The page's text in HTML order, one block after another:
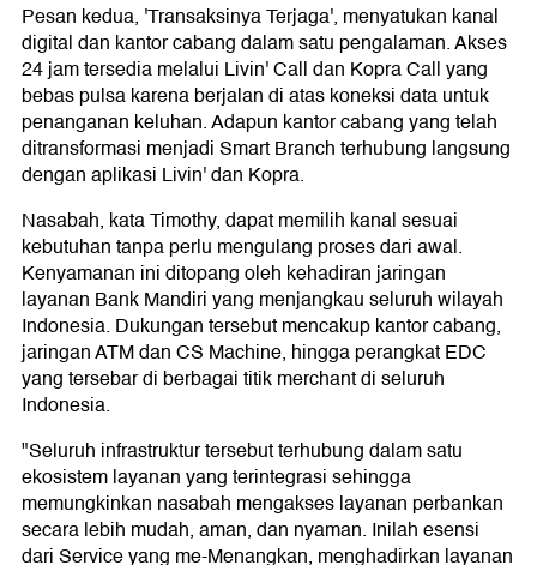
Pesan kedua, 'Transaksinya Terjaga', menyatukan kanal
digital dan kantor cabang dalam satu pengalaman. Akses
24 jam tersedia melalui Livin' Call dan Kopra Call yang
bebas pulsa karena berjalan di atas koneksi data untuk
penanganan keluhan. Adapun kantor cabang yang telah
ditransformasi menjadi Smart Branch terhubung langsung
dengan aplikasi Livin' dan Kopra.
Nasabah, kata Timothy, dapat memilih kanal sesuai
kebutuhan tanpa perlu mengulang proses dari awal.
Kenyamanan ini ditopang oleh kehadiran jaringan
layanan Bank Mandiri yang menjangkau seluruh wilayah
Indonesia. Dukungan tersebut mencakup kantor cabang,
jaringan ATM dan CS Machine, hingga perangkat EDC
yang tersebar di berbagai titik merchant di seluruh
Indonesia.
"Seluruh infrastruktur tersebut terhubung dalam satu
ekosistem layanan yang terintegrasi sehingga
memungkinkan nasabah mengakses layanan perbankan
secara lebih mudah, aman, dan nyaman. Inilah esensi
dari Service yang me-Menangkan, menghadirkan layanan